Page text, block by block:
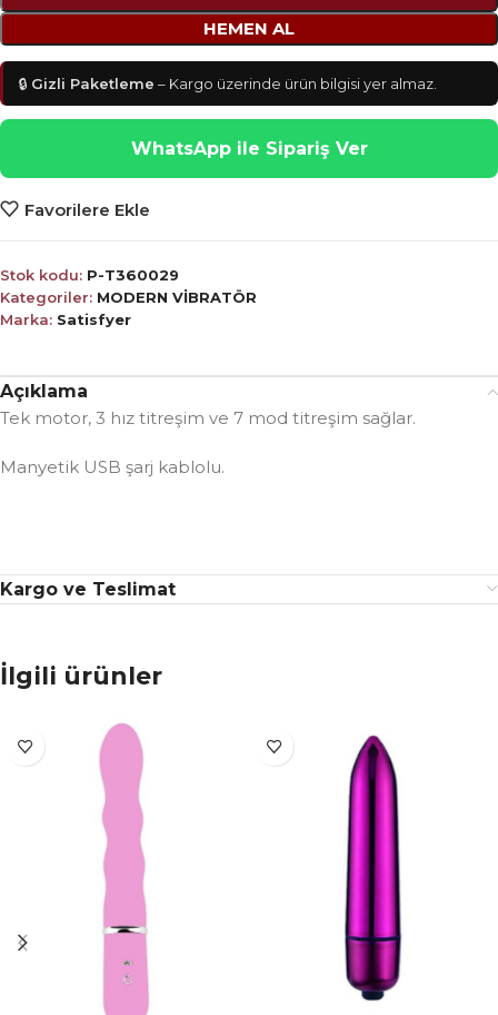
HEMEN AL
🔒 Gizli Paketleme – Kargo üzerinde ürün bilgisi yer almaz.
WhatsApp ile Sipariş Ver
Favorilere Ekle
Stok kodu: P-T360029
Kategoriler: MODERN VİBRATÖR
Marka: Satisfyer
Açıklama
Tek motor, 3 hız titreşim ve 7 mod titreşim sağlar.
Manyetik USB şarj kablolu.
Kargo ve Teslimat
İlgili ürünler